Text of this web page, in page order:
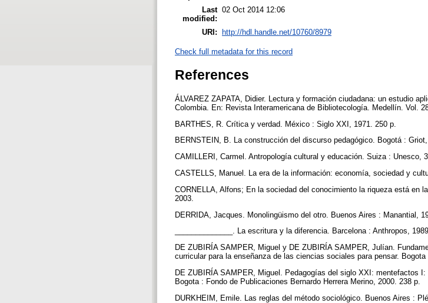
Last
modified:
02 Oct 2014 12:06
URI: http://hdl.handle.net/10760/8979
Check full metadata for this record
References
ÁLVAREZ ZAPATA, Didier. Lectura y formación ciudadana: un estudio
Colombia. En: Revista Interamericana de Bibliotecología. Medellín. Vol.
BARTHES, R. Crítica y verdad. México : Siglo XXI, 1971. 250 p.
BERNSTEIN, B. La construcción del discurso pedagógico. Bogotá :
CAMILLERI, Carmel. Antropología cultural y educación. Suiza : Unesco,
CASTELLS, Manuel. La era de la información: economía, sociedad y
CORNELLA, Alfons; En la sociedad del conocimiento la riqueza está en
2003.
DERRIDA, Jacques. Monolingüismo del otro. Buenos Aires : Manantial,
______________. La escritura y la diferencia. Barcelona : Anthropos,
DE ZUBIRÍA SAMPER, Miguel y DE ZUBIRÍA SAMPER, Julían.
curricular para la enseñanza de las ciencias sociales para pensar.
DE ZUBIRÍA SAMPER, Miguel. Pedagogías del siglo XXI: mentefactos
Bogota : Fondo de Publicaciones Bernardo Herrera Merino, 2000. 238 p.
DURKHEIM, Emile. Las reglas del método sociológico. Buenos Aires :